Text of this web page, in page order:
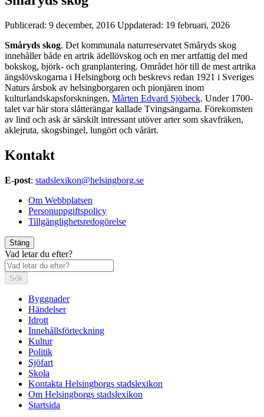
Publicerad: 9 december, 2016 Uppdaterad: 19 februari, 2026
Småryds skog. Det kommunala naturreservatet Småryds skog
innehåller både en artrik ädellövskog och en mer artfattig del med
bokskog, björk- och granplantering. Området hör till de mest artrika
ängslövskogarna i Helsingborg och beskrevs redan 1921 i Sveriges
Naturs årsbok av helsingborgaren och pionjären inom
kulturlandskapsforskningen, Mårten Edvard Sjöbeck. Under 1700-
talet var här stora slåtterängar kallade Tvingsängarna. Förekomsten
av lind och ask är särskilt intressant utöver arter som skavfräken,
aklejruta, skogsbingel, lungört och vårärt.
Kontakt
E-post: stadslexikon@helsingborg.se
Om Webbplatsen
Personuppgiftspolicy
Tillgänglighetsredogörelse
Stäng
Vad letar du efter?
Sök
Byggnader
Händelser
Idrott
Innehållsförteckning
Kultur
Politik
Sjöfart
Skola
Kontakta Helsingborgs stadslexikon
Om Helsingborgs stadslexikon
Startsida